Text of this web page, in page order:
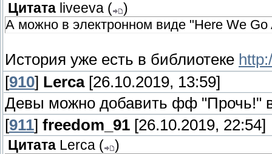
Цитата liveeva (
)
А можно в электронном виде "Here We Go
История уже есть в библиотеке
[910] Lerca[26.10.2019, 13:59]
Девы можно добавить фф "Прочь!"
[911] freedom_91 [26.10.2019, 22:54]
Цитата Lerca (
)